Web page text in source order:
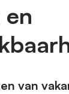
en
van